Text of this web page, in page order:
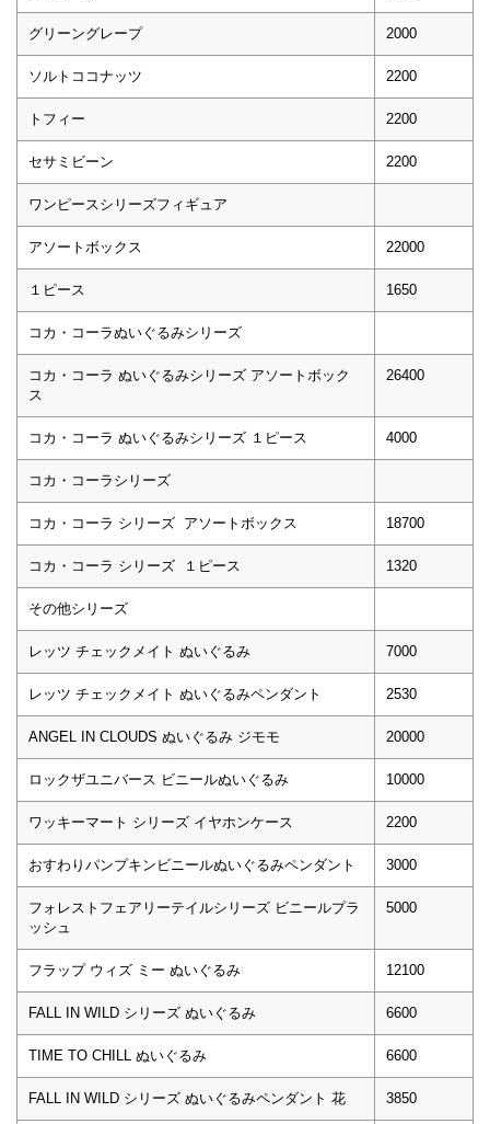
グリーングレープ 2000
ソルトココナッツ 2200
トフィー 2200
セサミビーン 2200
ワンピースシリーズフィギュア
アソートボックス 22000
１ピース 1650
コカ・コーラぬいぐるみシリーズ
コカ・コーラ ぬいぐるみシリーズ アソートボック
ス
26400
コカ・コーラ ぬいぐるみシリーズ １ピース 4000
コカ・コーラシリーズ
コカ・コーラ シリーズ アソートボックス 18700
コカ・コーラ シリーズ １ピース 1320
その他シリーズ
レッツ チェックメイト ぬいぐるみ 7000
レッツ チェックメイト ぬいぐるみペンダント 2530
ANGEL IN CLOUDS ぬいぐるみ ジモモ 20000
ロックザユニバース ビニールぬいぐるみ 10000
ワッキーマート シリーズ イヤホンケース 2200
おすわりパンプキンビニールぬいぐるみペンダント 3000
フォレストフェアリーテイルシリーズ ビニールプラ
ッシュ
5000
フラップ ウィズ ミー ぬいぐるみ 12100
FALL IN WILD シリーズ ぬいぐるみ 6600
TIME TO CHILL ぬいぐるみ 6600
FALL IN WILD シリーズ ぬいぐるみペンダント 花 3850